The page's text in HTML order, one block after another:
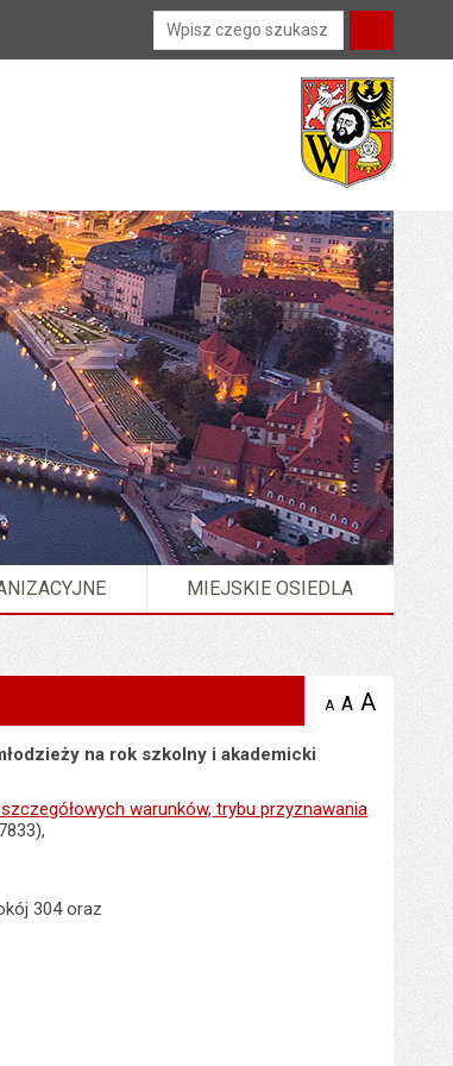
Wyszukiwarka
MIEJSKIE OSIEDLA
A zmniejsz
A domyślna
A
na rok szkolny i akademicki
warunków, trybu przyznawania
304 oraz